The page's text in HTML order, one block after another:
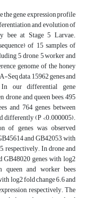
the gene expression profile
and evolution of
bee at Stage 5 Larvae.
of 15 samples of
5 drone, 5 worker and
genome of the honey
Seq data, 15962 genes and
our differential gene
drone and queen bees, 495
and 764 genes between
differently (P <0.000005).
of genes was observed
and GB42053, with
respectively. In drone and
GB48020 genes with log2
and worker bees
log2 fold change 6.6 and
respectively. The